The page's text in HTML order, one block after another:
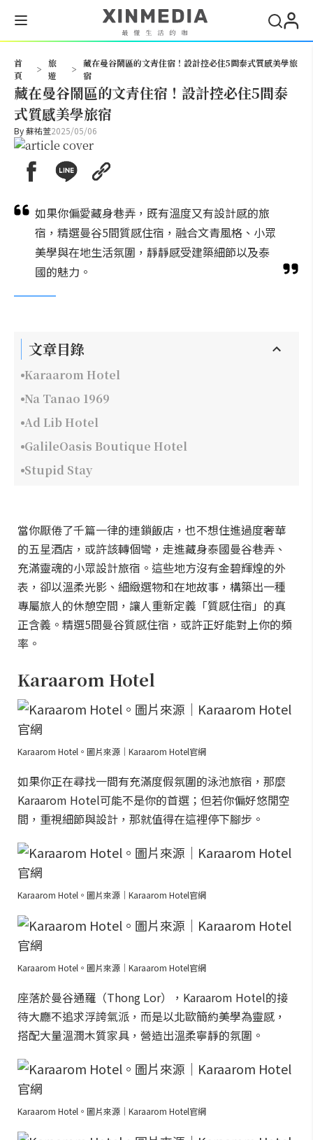
首
頁
>
旅
遊
>
藏在曼谷鬧區的文青住宿！設計控必住5間泰式質感美學旅
宿
藏在曼谷鬧區的文青住宿！設計控必住5間泰
式質感美學旅宿
By蘇祐萱2025/05/06
如果你偏愛藏身巷弄，既有溫度又有設計感的旅
宿，精選曼谷5間質感住宿，融合文青風格、小眾
美學與在地生活氛圍，靜靜感受建築細節以及泰
國的魅力。
文章目錄
Karaarom Hotel
Na Tanao 1969
Ad Lib Hotel
GalileOasis Boutique Hotel
Stupid Stay
當你厭倦了千篇一律的連鎖飯店，也不想住進過度奢華
的五星酒店，或許該轉個彎，走進藏身泰國曼谷巷弄、
充滿靈魂的小眾設計旅宿。這些地方沒有金碧輝煌的外
表，卻以溫柔光影、細緻選物和在地故事，構築出一種
專屬旅人的休憩空間，讓人重新定義「質感住宿」的真
正含義。精選5間曼谷質感住宿，或許正好能對上你的頻
率。
Karaarom Hotel
Karaarom Hotel。圖片來源｜Karaarom Hotel官網
如果你正在尋找一間有充滿度假氛圍的泳池旅宿，那麼
Karaarom Hotel可能不是你的首選；但若你偏好悠閒空
間，重視細節與設計，那就值得在這裡停下腳步。
Karaarom Hotel。圖片來源｜Karaarom Hotel官網
Karaarom Hotel。圖片來源｜Karaarom Hotel官網
座落於曼谷通羅（Thong Lor），Karaarom Hotel的接
待大廳不追求浮誇氣派，而是以北歐簡約美學為靈感，
搭配大量溫潤木質家具，營造出溫柔寧靜的氛圍。
Karaarom Hotel。圖片來源｜Karaarom Hotel官網